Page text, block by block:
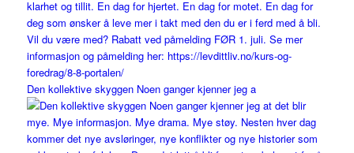
Den kollektive skyggen Noen ganger kjenner jeg a